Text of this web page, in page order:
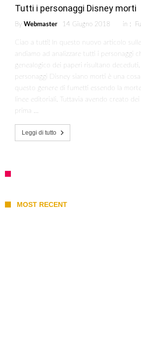
Tutti i personaggi Disney morti
By Webmaster 14 Giugno 2018 in :
Ciao a tutti! In questo nuovo articolo
andiamo ad analizzare tutti i personaggi
genealogico dei paperi risultano
personaggi Disney siano morti è una
questo genere di fumetti essendo la
linee editoriali. Tuttavia avendo creato
prima …
Leggi di tutto
MOST RECENT